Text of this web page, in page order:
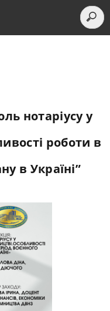
нотаріусу у
роботи в
в Україні”